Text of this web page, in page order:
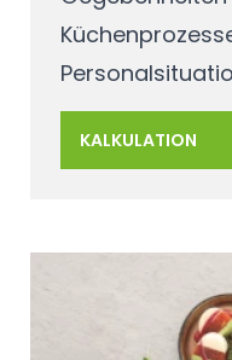
KALKULATION